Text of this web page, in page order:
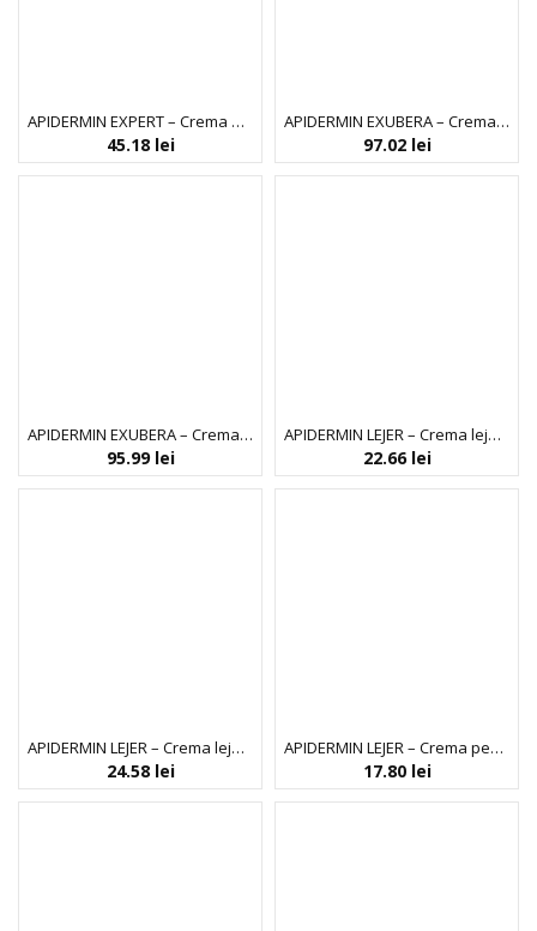
APIDERMIN EXPERT – Crema de zi
45.18 lei
APIDERMIN EXUBERA – Crema pentru noapte
97.02 lei
APIDERMIN EXUBERA – Crema pentru zi
95.99 lei
APIDERMIN LEJER – Crema lejera hidratanta de zi
22.66 lei
APIDERMIN LEJER – Crema lejera regeneranta pentru noapte
24.58 lei
APIDERMIN LEJER – Crema pentru ochi cu laptisor de matca – activ anticearcan
17.80 lei